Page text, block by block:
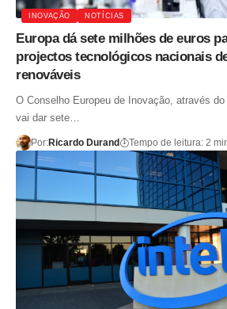
INOVAÇÃO NOTÍCIAS
Europa dá sete milhões de euros
projectos tecnológicos nacionais
renováveis
O Conselho Europeu de Inovação, através
vai dar sete…
Por:Ricardo Durand Tempo de leitura: 2